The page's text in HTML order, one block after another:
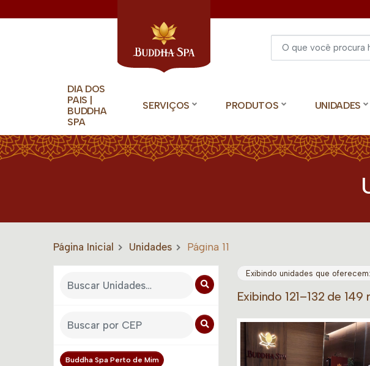
DIA DOS
PAIS |
BUDDHA
SPA
SERVIÇOS PRODUTOS UNIDADES
Página Inicial Unidades Página 11
Buddha Spa Perto de Mim
Exibindo unidades que oferecem:
Exibindo 121–132 de